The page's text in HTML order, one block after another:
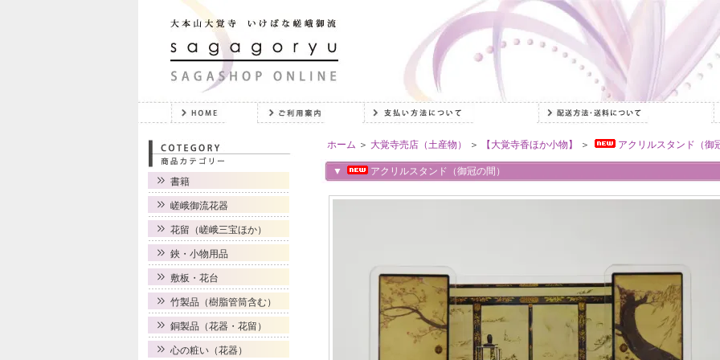
書籍
嵯峨御流花器
花留（嵯峨三宝ほか）
鋏・小物用品
敷板・花台
竹製品（樹脂管筒含む）
銅製品（花器・花留）
心の粧い（花器）
ホーム ＞ 大覚寺売店（土産物） ＞ 【大覚寺香ほか小物】 ＞ アクリルスタンド（御
▼ アクリルスタンド（御冠の間）